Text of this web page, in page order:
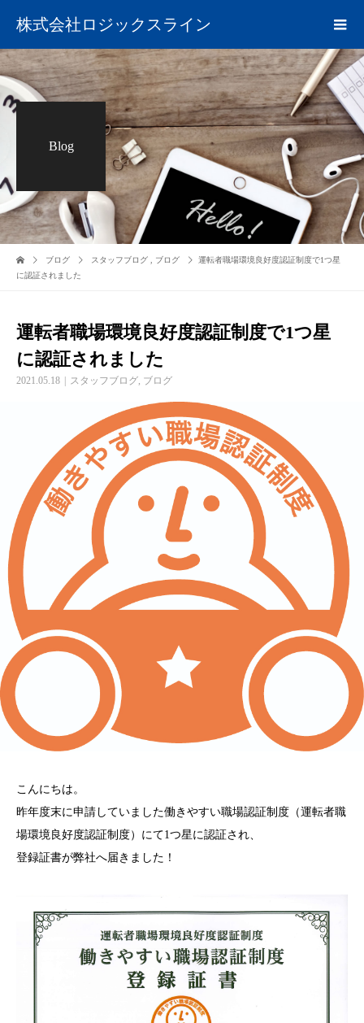
株式会社ロジックスライン
Blog
ブログ スタッフブログ ブログ
運転者職場環境良好度認証制度で1つ星
に認証されました
運転者職場環境良好度認証制度で1つ星
に認証されました
2021.05.18 スタッフブログ, ブログ
こんにちは。
昨年度末に申請していました働きやすい職場認証制度（運転者職
場環境良好度認証制度）にて1つ星に認証され、
登録証書が弊社へ届きました！